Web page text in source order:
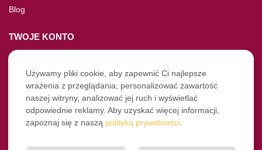
Blog
TWOJE KONTO
Moje konto
Nie pamiętasz hasła?
Twoje zamówienia
NASZE SOCIALE
Używamy pliki cookie, aby zapewnić Ci najlepsze
wrażenia z przeglądania, personalizować zawartość
naszej witryny, analizować jej ruch i wyświetlać
odpowiednie reklamy. Aby uzyskać więcej informacji,
zapoznaj się z naszą polityką prywatności